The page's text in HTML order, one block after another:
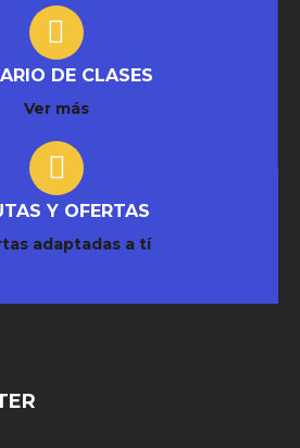
DE CLASES
Ver más
Y OFERTAS
adaptadas a tí